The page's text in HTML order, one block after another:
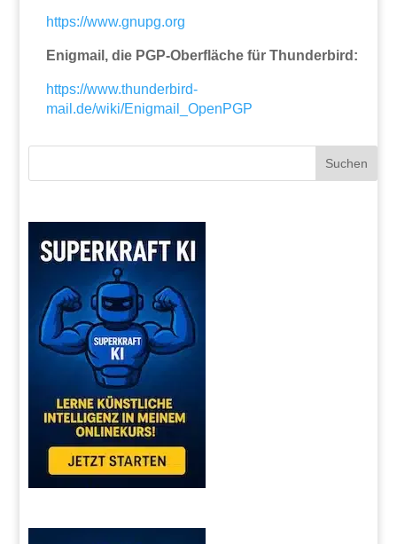
https://www.gnupg.org
Enigmail, die PGP-Oberfläche für Thunderbird:
https://www.thunderbird-
mail.de/wiki/Enigmail_OpenPGP